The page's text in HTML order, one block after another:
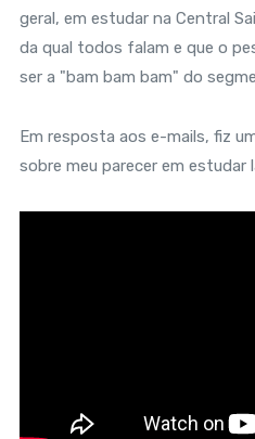
geral, em estudar na Central
da qual todos falam e que o
ser a "bam bam bam" do
Em resposta aos e-mails, fiz
sobre meu parecer em estudar